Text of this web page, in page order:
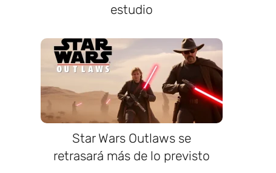
estudio
Star Wars Outlaws se
retrasará más de lo previsto